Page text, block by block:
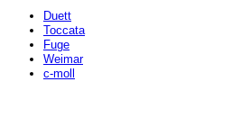
Duett
Toccata
Fuge
Weimar
c-moll